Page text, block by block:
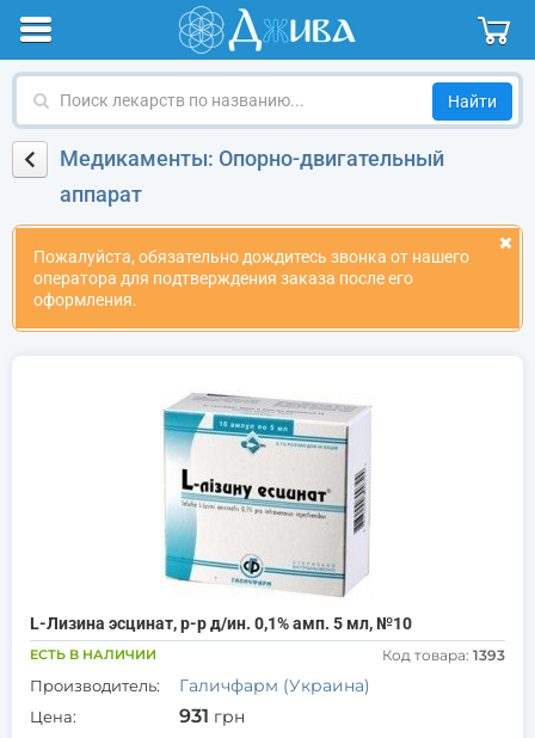
Поиск
по
названиюМедикаменты: Опорно-двигательный
аппарат
Пожалуйста, обязательно дождитесь звонка от нашего
оператора для подтверждения заказа после его
оформления.
L-Лизина эсцинат, р-р д/ин. 0,1% амп. 5 мл, №10
ЕСТЬ В НАЛИЧИИ Код товара: 1393
Производитель: Галичфарм (Украина)
Цена: 931 грн